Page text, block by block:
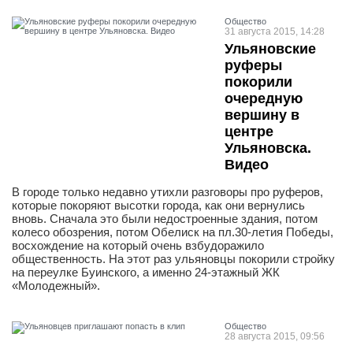
Общество
31 августа 2015, 14:28
Ульяновские
руферы
покорили
очередную
вершину в
центре
Ульяновска.
Видео
В городе только недавно утихли разговоры про руферов,
которые покоряют высотки города, как они вернулись
вновь. Сначала это были недостроенные здания, потом
колесо обозрения, потом Обелиск на пл.30-летия Победы,
восхождение на который очень взбудоражило
общественность. На этот раз ульяновцы покорили стройку
на переулке Буинского, а именно 24-этажный ЖК
«Молодежный».
Общество
28 августа 2015, 09:56